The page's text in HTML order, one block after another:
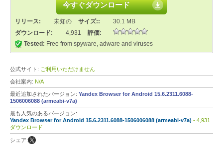
今すぐダウンロード
リリース: 未知の サイズ::
30.1 MB
ダウンロード:
4,931
評価:
Tested: Free from spyware, adware and viruses
公式サイト: ご利用いただけません
会社案内: N/A
最近追加されたバージョン: Yandex Browser for Android 15.6.2311.6088-
1506006088 (armeabi-v7a)
最も人気のあるバージョン:
Yandex Browser for Android 15.6.2311.6088-1506006088 (armeabi-v7a) - 4,931
ダウンロード
シェア: